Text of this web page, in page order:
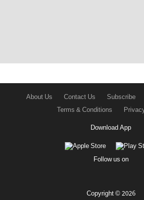
About Us Contact Us Subscribe
Terms & Conditions
Download App
Follow us on
Copyright © 2026